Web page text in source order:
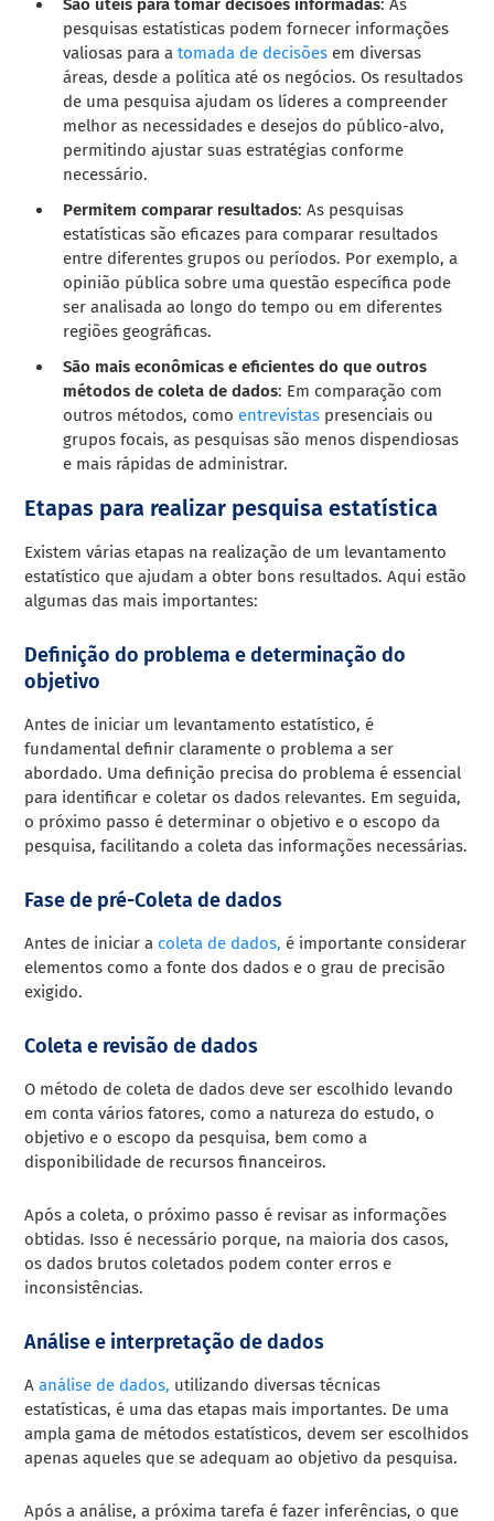
São úteis para tomar decisões informadas: As
pesquisas estatísticas podem fornecer informações
valiosas para atomada de decisões em diversas
áreas, desde a política até os negócios. Os resultados
de uma pesquisa ajudam os líderes a compreender
melhor as necessidades e desejos do público-alvo,
permitindo ajustar suas estratégias conforme
necessário.
Permitem comparar resultados: As pesquisas
estatísticas são eficazes para comparar resultados
entre diferentes grupos ou períodos. Por exemplo, a
opinião pública sobre uma questão específica pode
ser analisada ao longo do tempo ou em diferentes
regiões geográficas.
São mais econômicas e eficientes do que outros
métodos de coleta de dados: Em comparação com
outros métodos, como entrevistas presenciais ou
grupos focais, as pesquisas são menos dispendiosas
e mais rápidas de administrar.
Etapas para realizar pesquisa estatística
Existem várias etapas na realização de um levantamento
estatístico que ajudam a obter bons resultados. Aqui estão
algumas das mais importantes:
Definição do problema e determinação do
objetivo
Antes de iniciar um levantamento estatístico, é
fundamental definir claramente o problema a ser
abordado. Uma definição precisa do problema é essencial
para identificar e coletar os dados relevantes. Em seguida,
o próximo passo é determinar o objetivo e o escopo da
pesquisa, facilitando a coleta das informações necessárias.
Fase de pré-Coleta de dados
Antes de iniciar a coleta de dados, é importante considerar
elementos como a fonte dos dados e o grau de precisão
exigido.
Coleta e revisão de dados
O método de coleta de dados deve ser escolhido levando
em conta vários fatores, como a natureza do estudo, o
objetivo e o escopo da pesquisa, bem como a
disponibilidade de recursos financeiros.
Após a coleta, o próximo passo é revisar as informações
obtidas. Isso é necessário porque, na maioria dos casos,
os dados brutos coletados podem conter erros e
inconsistências.
Análise e interpretação de dados
Aanálise de dados, utilizando diversas técnicas
estatísticas, é uma das etapas mais importantes. De uma
ampla gama de métodos estatísticos, devem ser escolhidos
apenas aqueles que se adequam ao objetivo da pesquisa.
Após a análise, a próxima tarefa é fazer inferências, o que